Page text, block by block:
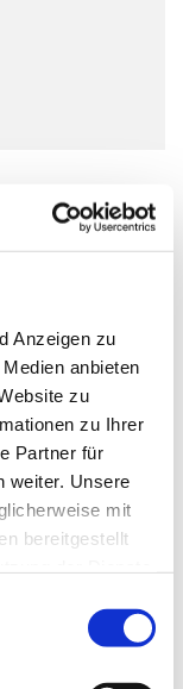
Anzeigen zu
anbieten
zu
zu Ihrer
Partner für
weiter. Unsere
mit
bereitgestellt